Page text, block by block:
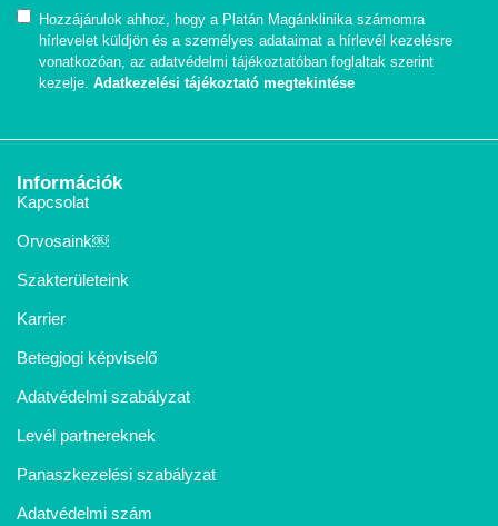
Hozzájárulok ahhoz, hogy a Platán Magánklinika számomra
hírlevelet küldjön és a személyes adataimat a hírlevél kezelésre
vonatkozóan, az adatvédelmi tájékoztatóban foglaltak szerint
kezelje. Adatkezelési tájékoztató megtekintése
Információk
Kapcsolat
Orvosaink￼
Szakterületeink
Karrier
Betegjogi képviselő
Adatvédelmi szabályzat
Levél partnereknek
Panaszkezelési szabályzat
Adatvédelmi szám